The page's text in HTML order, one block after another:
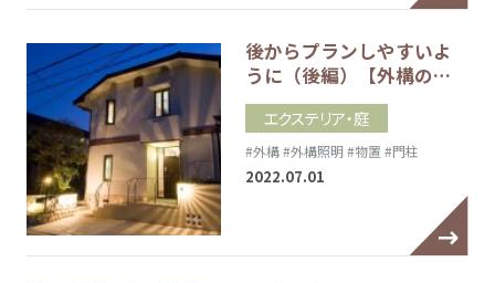
後からプランしやすいよ
うに（後編）【外構の…
エクステリア・庭
#外構#外構照明 #物置 #門柱
2022.07.01